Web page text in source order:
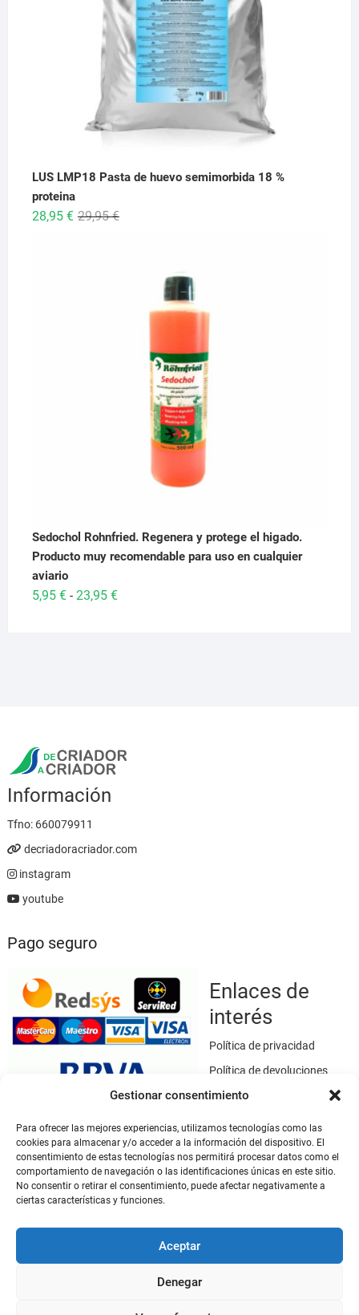
Gestionar consentimiento
Para ofrecer las mejores experiencias, utilizamos tecnologías como las
cookies para almacenar y/o acceder a la información del dispositivo. El
consentimiento de estas tecnologías nos permitirá procesar datos como el
comportamiento de navegación o las identificaciones únicas en este sitio.
No consentir o retirar el consentimiento, puede afectar negativamente a
ciertas características y funciones.
Aceptar
Denegar
LUS LMP18 Pasta de huevo semimorbida 18 %
proteina
29,95€El
28,95 €
El
Sedochol Rohnfried. Regenera y protege el higado.
Producto muy recomendable para uso en cualquier
aviario
5,95 € - 23,95 €Rango
Información
Tfno: 660079911
decriadoracriador.com
instagram
youtube
Pago seguro
Enlaces de
interés
Política de privacidad
Política de devoluciones
Política de cookies
Términos y condiciones
Aviso legal
Este sitio web utiliza SSL / TLS como medio de seguridad para el
cifrado de datos.
Mi cuenta
Mi cuenta